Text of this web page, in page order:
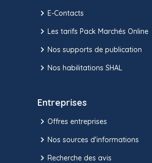
E-Contacts
Les tarifs Pack Marchés Online
Nos supports de publication
Nos habilitations SHAL
Entreprises
Offres entreprises
Nos sources d'informations
Recherche des avis